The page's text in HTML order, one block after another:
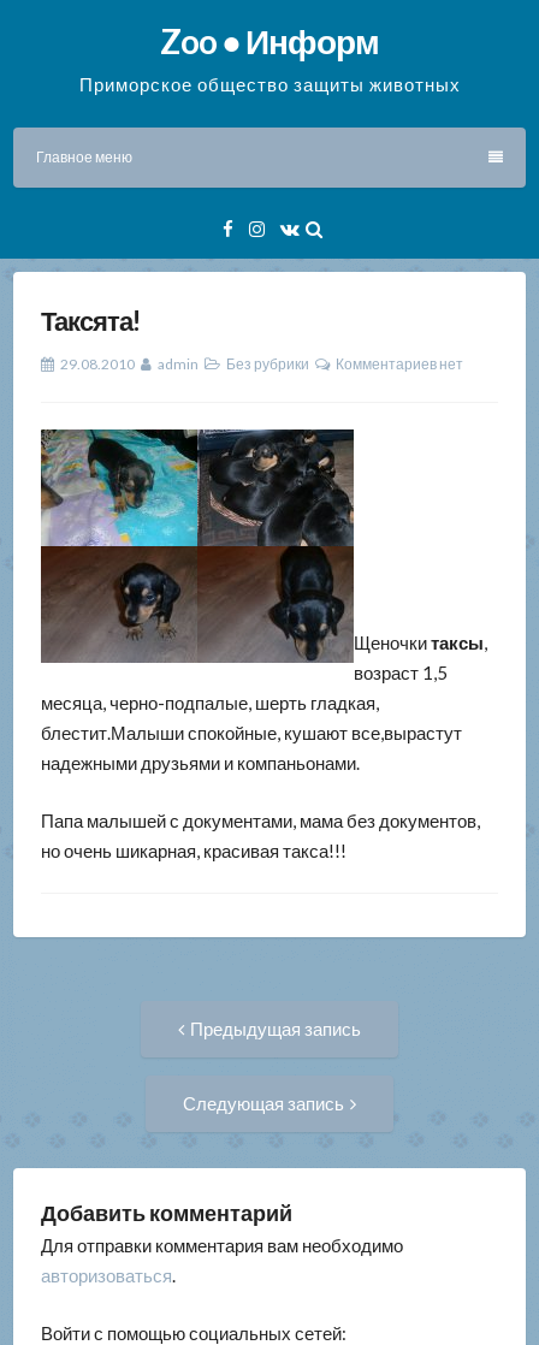
содержимому
Zoo ● Информ
Приморское общество защиты животных
Главное меню
Facebook
Instagram
VK
Таксята!
29.08.2010 admin Без рубрики Комментариев нет
Щеночкитаксы,
возраст 1,5
месяца, черно-подпалые, шерть гладкая,
блестит.Малыши спокойные, кушают все,вырастут
надежными друзьями и компаньонами.
Папа малышей с документами, мама без документов,
но очень шикарная, красивая такса!!!
Навигация
записям
Предыдущая запись
Следующая запись
Добавить комментарий
Для отправки комментария вам необходимо
авторизоваться.
Войти с помощью социальных сетей: